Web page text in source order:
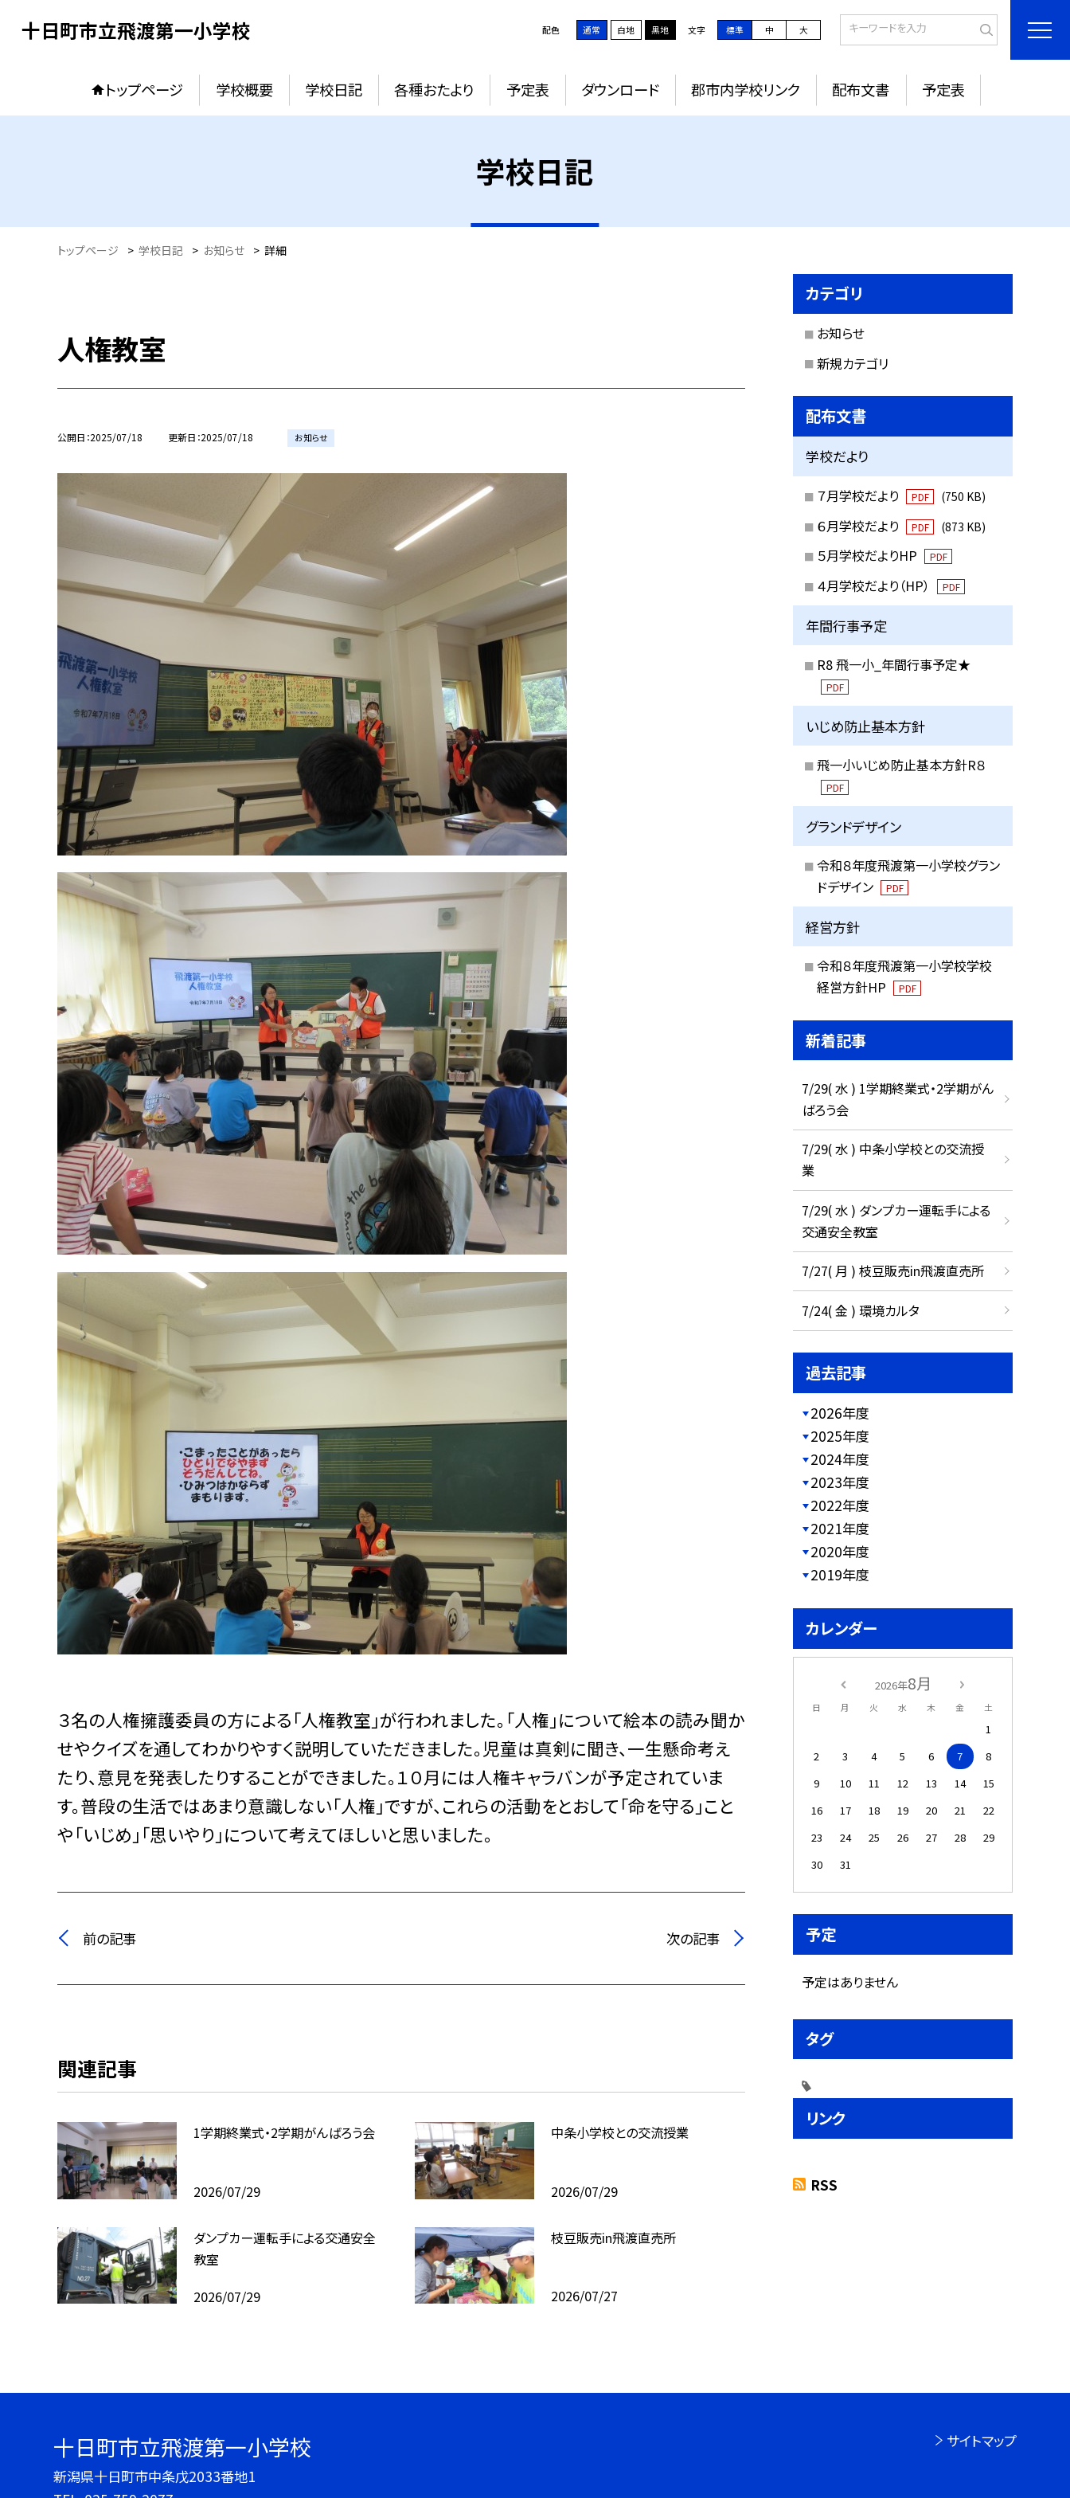
十日町市立飛渡第一小学校 配色 通常 白地 黒地 文字 標準 中 大
トップページ 学校概要 学校日記 各種おたより 予定表 ダウンロード 郡市内学校リンク 配布文書 予定表
学校日記
トップページ > 学校日記 > お知らせ > 詳細
人権教室
公開日 2025/07/18 更新日 2025/07/18 お知らせ
３名の人権擁護委員の方による「人権教室」が行われました。「人権」について絵本の読み聞か
せやクイズを通してわかりやすく説明していただきました。児童は真剣に聞き、一生懸命考え
たり、意見を発表したりすることができました。１０月には人権キャラバンが予定されていま
す。普段の生活ではあまり意識しない「人権」ですが、これらの活動をとおして「命を守る」こと
や「いじめ」「思いやり」について考えてほしいと思いました。
前の記事 次の記事
関連記事
1学期終業式・2学期がんばろう会
2026/07/29
中条小学校との交流授業
2026/07/29
ダンプカー運転手による交通安全
教室
2026/07/29
枝豆販売in飛渡直売所
2026/07/27
カテゴリ
お知らせ
新規カテゴリ
配布文書
学校だより
７月学校だより PDF (750 KB)
６月学校だより PDF (873 KB)
５月学校だよりHP PDF
４月学校だより（HP） PDF
年間行事予定
R8 飛一小_年間行事予定★
PDF
いじめ防止基本方針
飛一小いじめ防止基本方針R８
PDF
グランドデザイン
令和８年度飛渡第一小学校グラン
ドデザイン
PDF
経営方針
令和８年度飛渡第一小学校学校
経営方針HP
PDF
新着記事
7/29( 水 ) 1学期終業式・2学期がん
ばろう会
7/29( 水 ) 中条小学校との交流授
業
7/29( 水 ) ダンプカー運転手による
交通安全教室
7/27( 月 ) 枝豆販売in飛渡直売所
7/24( 金 ) 環境カルタ
過去記事
2026年度
2025年度
2024年度
2023年度
2022年度
2021年度
2020年度
2019年度
カレンダー
2026年8月
日 月 火 水 木 金 土
1
2
3 4 5 6 7
8
9
10 11 12 13 14
15
16
17 18 19 20 21
22
23
24 25 26 27 28
29
30
31
予定
予定はありません
タグ
リンク
RSS
十日町市立飛渡第一小学校
新潟県十日町市中条戊2033番地1
サイトマップ